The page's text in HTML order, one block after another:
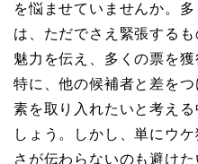
を悩ませていませんか。
は、ただでさえ緊張する
魅力を伝え、多くの票を
特に、他の候補者と差を
素を取り入れたいと考え
しょう。しかし、単にウ
さが伝わらないのも避け